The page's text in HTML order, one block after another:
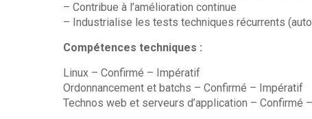
– Contribue à l’amélioration continue
– Industrialise les tests techniques récurrents
Compétences techniques :
Linux – Confirmé – Impératif
Ordonnancement et batchs – Confirmé – Impératif
Technos web et serveurs d’application – Confirmé